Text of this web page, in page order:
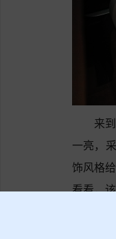
来
一亮，
饰风格
看看，